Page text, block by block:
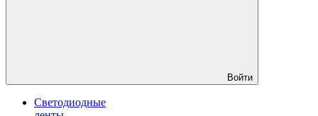
Войти
Светодиодные